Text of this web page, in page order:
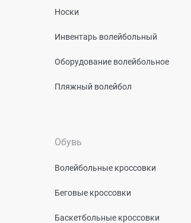
Носки
Инвентарь волейбольный
Оборудование волейбольное
Пляжный волейбол
Обувь
Волейбольные кроссовки
Беговые кроссовки
Баскетбольные кроссовки